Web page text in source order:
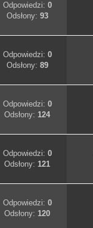
Odpowiedzi: 0
Odsłony: 93
Odpowiedzi: 0
Odsłony: 89
Odpowiedzi: 0
Odsłony:124
Odpowiedzi: 0
Odsłony:121
Odpowiedzi: 0
Odsłony:120